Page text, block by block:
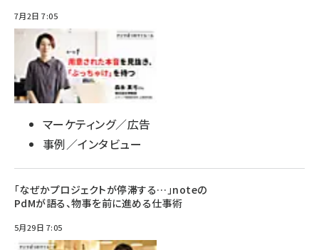
7月2日 7:05
マーケティング／広告
事例／インタビュー
「なぜかプロジェクトが停滞する…」noteの
PdMが語る、物事を前に進める仕事術
5月29日 7:05